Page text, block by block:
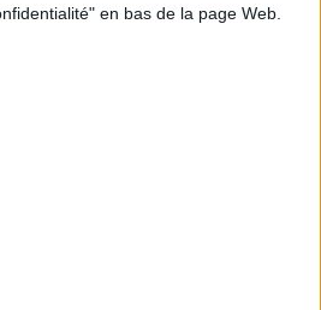
en bas de la page Web.
THAT CAPTURES THE SEASON